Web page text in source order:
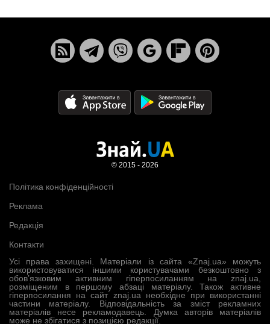
Усі права захищені. Матеріали із сайта «Znaj.ua» можуть
використовуватися іншими користувачами безкоштовно з
обов’язковим активним гіперпосиланням на znaj.ua,
розміщеним в першому абзаці матеріалу. Також активне
гіперпосилання на сайт znaj.ua необхідне при використанні
частини матеріалу. Відповідальність за зміст рекламних
матеріалів несе рекламодавець. Думка авторів матеріалів
може не збігатися з позицією редакції.
Політика конфіденційності
Реклама
Редакція
Контакти
© 2015 - 2026